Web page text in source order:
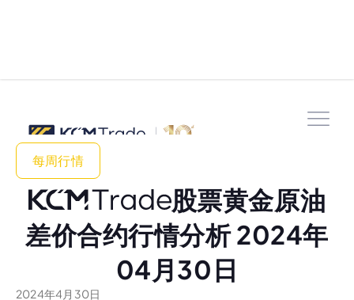
每周行情
股票黄金原油
差价合约行情分析 2024年
04月30日
2024年4 月 30日